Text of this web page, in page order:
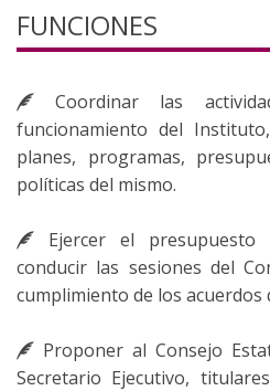
FUNCIONES
Coordinar las
funcionamiento del
planes, programas,
políticas del mismo.
Ejercer el
conducir las sesiones del
cumplimiento de los acuerdos
Proponer al Consejo
Secretario Ejecutivo,